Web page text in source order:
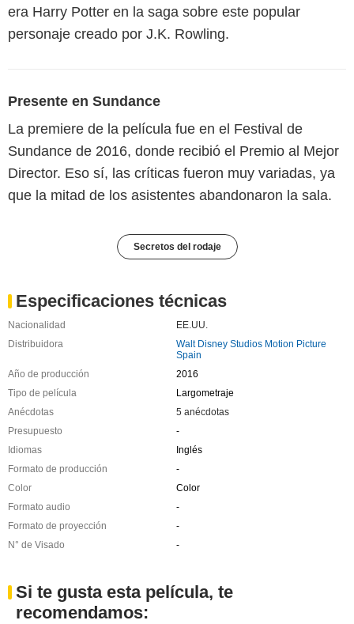
era Harry Potter en la saga sobre este popular
personaje creado por J.K. Rowling.
Presente en Sundance
La premiere de la película fue en el Festival de
Sundance de 2016, donde recibió el Premio al Mejor
Director. Eso sí, las críticas fueron muy variadas, ya
que la mitad de los asistentes abandonaron la sala.
Secretos del rodaje
Especificaciones técnicas
Nacionalidad
EE.UU.
Distribuidora
Walt Disney Studios Motion Picture
Spain
Año de producción
2016
Tipo de película
Largometraje
Anécdotas
5 anécdotas
Presupuesto
-
Idiomas
Inglés
Formato de producción
-
Color
Color
Formato audio
-
Formato de proyección
-
N° de Visado
-
Si te gusta esta película, te
recomendamos: